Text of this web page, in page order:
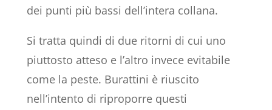
dei punti più bassi dell’intera collana.
Si tratta quindi di due ritorni di cui uno
piuttosto atteso e l’altro invece evitabile
come la peste. Burattini è riuscito
nell’intento di riproporre questi